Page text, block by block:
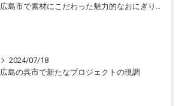
2024/07/18
広島の呉市で新たなプロジェクトの現調